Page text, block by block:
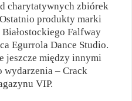
charytatywnych zbiórek
produkty marki
Falfway
Egurrola Dance Studio.
jeszcze między innymi
wydarzenia – Crack
VIP.